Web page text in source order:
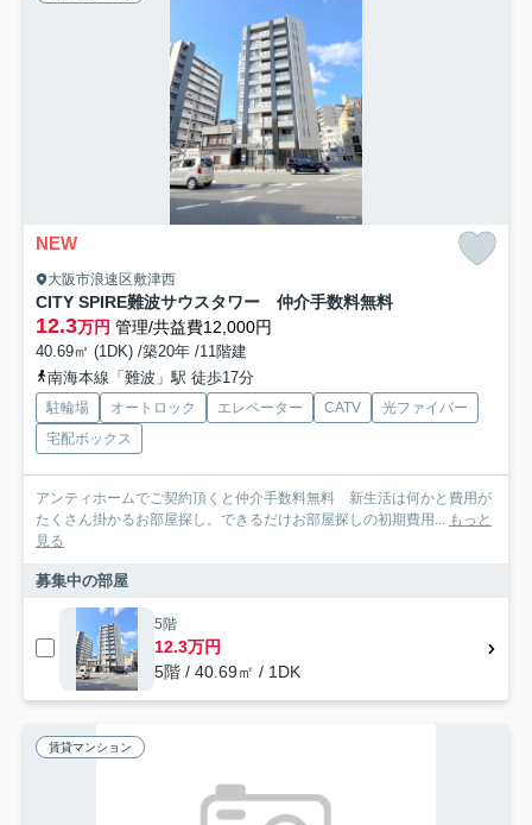
NEW
大阪市浪速区敷津西
CITY SPIRE難波サウスタワー 仲介手数料無料
12.3万円 管理/共益費12,000円
40.69㎡ (1DK) /築20年 /11階建
南海本線「難波」駅 徒歩17分
駐輪場 オートロック エレベーター CATV
光ファイバー
宅配ボックス
アンティホームでご契約頂くと仲介手数料無料 新生活は何かと費用が
たくさん掛かるお部屋探し。できるだけお部屋探しの初期費用... もっと
見る
募集中の部屋
5階
12.3万円
5階 / 40.69㎡ / 1DK
賃貸マンション